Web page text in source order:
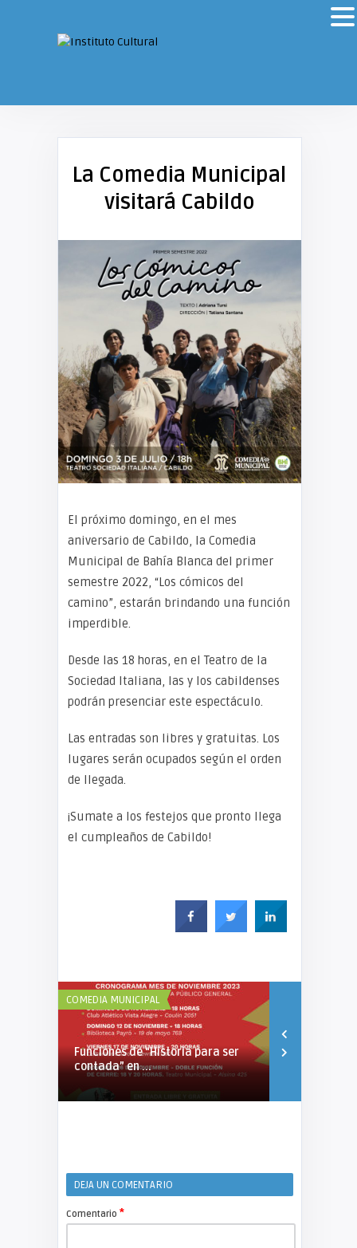
La Comedia Municipal
visitará Cabildo
El próximo domingo, en el mes
aniversario de Cabildo, la Comedia
Municipal de Bahía Blanca del primer
semestre 2022, “Los cómicos del
camino”, estarán brindando una función
imperdible.
Desde las 18 horas, en el Teatro de la
Sociedad Italiana, las y los cabildenses
podrán presenciar este espectáculo.
Las entradas son libres y gratuitas. Los
lugares serán ocupados según el orden
de llegada.
¡Sumate a los festejos que pronto llega
el cumpleaños de Cabildo!
COMEDIA MUNICIPAL
Funciones de “Historia para ser
contada” en ...
DEJA UN COMENTARIO
Comentario *